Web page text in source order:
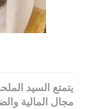
يتمتع السيد
مجال المالية